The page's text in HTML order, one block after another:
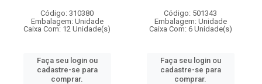
Código: 310380
Embalagem: Unidade
Caixa Com: 12 Unidade(s)
Faça seu login ou
cadastre-se para
comprar.
Código: 501343
Embalagem: Unidade
Caixa Com: 6 Unidade(s)
Faça seu login ou
cadastre-se para
comprar.